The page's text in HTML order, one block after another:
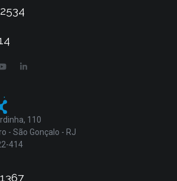
110
- São Gonçalo - RJ
414